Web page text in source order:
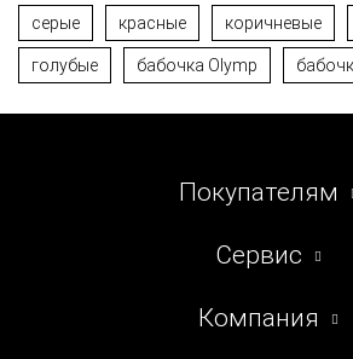
серые красные коричневые
голубые бабочка Olymp
Покупателям
Сервис
Компания